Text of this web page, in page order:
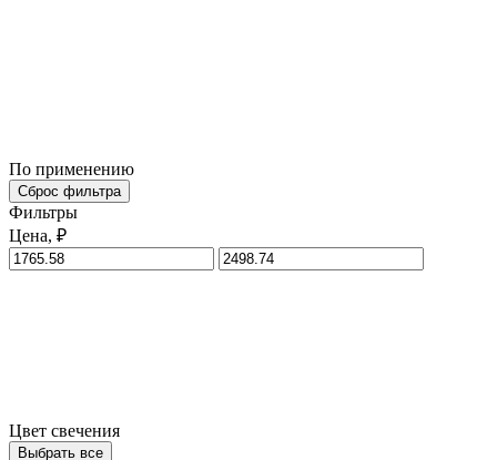
По применению
Сброс фильтра
Фильтры
Цена, ₽
Цвет свечения
Выбрать все